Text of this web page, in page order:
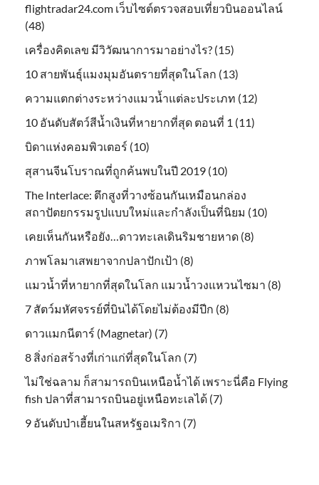
flightradar24.com เว็บไซต์ตรวจสอบเที่ยวบินออนไลน์
(48)
เครื่องคิดเลข มีวิวัฒนาการมาอย่างไร? (15)
10 สายพันธุ์แมงมุมอันตรายที่สุดในโลก (13)
ความแตกต่างระหว่างแมวน้ำแต่ละประเภท (12)
10 อันดับสัตว์สีน้ำเงินที่หายากที่สุด ตอนที่ 1 (11)
บิดาแห่งคอมพิวเตอร์ (10)
สุสานจีนโบราณที่ถูกค้นพบในปี 2019 (10)
The Interlace: ตึกสูงที่วางซ้อนกันเหมือนกล่อง
สถาปัตยกรรมรูปแบบใหม่และกำลังเป็นที่นิยม (10)
เคยเห็นกันหรือยัง…ดาวทะเลเดินริมชายหาด (8)
ภาพโลมาเสพยาจากปลาปักเป้า (8)
แมวน้ำที่หายากที่สุดในโลก แมวน้ำวงแหวนไซมา (8)
7 สัตว์มหัศจรรย์ที่บินได้โดยไม่ต้องมีปีก (8)
ดาวแมกนีตาร์ (Magnetar) (7)
8 สิ่งก่อสร้างที่เก่าแก่ที่สุดในโลก (7)
ไม่ใช่ฉลาม ก็สามารถบินเหนือน้ำได้ เพราะนี่คือ Flying
fish ปลาที่สามารถบินอยู่เหนือทะเลได้ (7)
9 อันดับป่าเฮี้ยนในสหรัฐอเมริกา (7)